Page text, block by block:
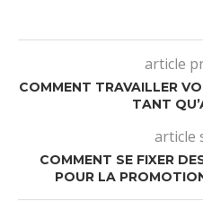
article
COMMENT TRAVAILLER
TANT
article
COMMENT SE FIXER
POUR LA